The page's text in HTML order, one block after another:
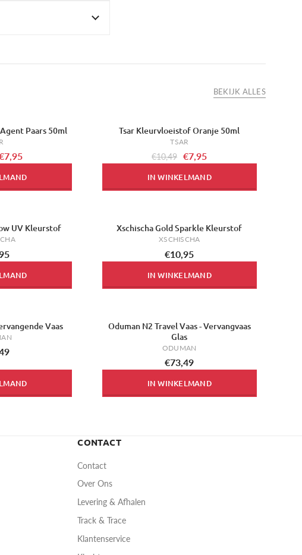
BEKIJK ALLES
Paars 50ml -24%Tsar Kleurvloeistof Oranje 50ml
TSAR
€10,49 €7,95
IN WINKELMAND
UV Kleurstof Xschischa Gold Sparkle Kleurstof
XSCHISCHA
€10,95
IN WINKELMAND
Vaas
Oduman N2 Travel Vaas - Vervangvaas
Glas
ODUMAN
€73,49
IN WINKELMAND
CONTACT
Contact
Over Ons
Levering & Afhalen
Track & Trace
Klantenservice